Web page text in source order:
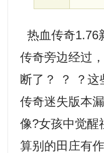
热血传奇1.76
传奇旁边经过
断了？ ？ ？
传奇迷失版本
像?女孩中觉醒
算别的田庄有